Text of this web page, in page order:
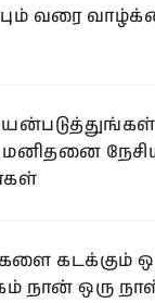
வரை
மனிதனை
கடக்கும்
நான் ஒரு